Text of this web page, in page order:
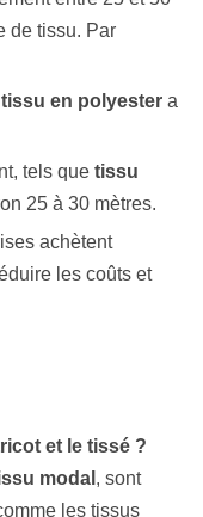
de tissu. Par
tissu en polyester a
tels que tissu
25 à 30 mètres.
achètent
les coûts et
et le tissé ?
modal , sont
les tissus